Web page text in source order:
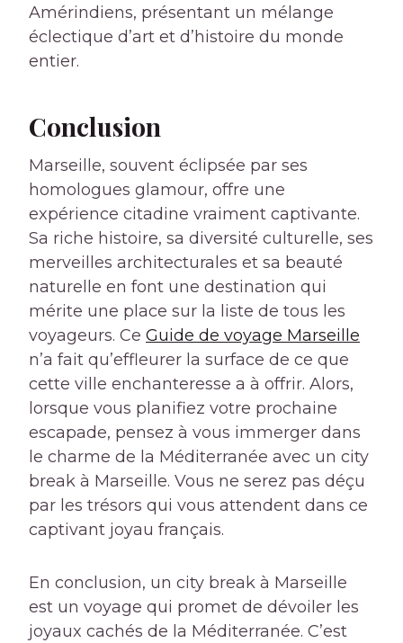
Amérindiens, présentant un mélange
éclectique d’art et d’histoire du monde
entier.
Conclusion
Marseille, souvent éclipsée par ses
homologues glamour, offre une
expérience citadine vraiment captivante.
Sa riche histoire, sa diversité culturelle, ses
merveilles architecturales et sa beauté
naturelle en font une destination qui
mérite une place sur la liste de tous les
voyageurs. Ce Guide de voyage Marseille
n’a fait qu’effleurer la surface de ce que
cette ville enchanteresse a à offrir. Alors,
lorsque vous planifiez votre prochaine
escapade, pensez à vous immerger dans
le charme de la Méditerranée avec un city
break à Marseille. Vous ne serez pas déçu
par les trésors qui vous attendent dans ce
captivant joyau français.
En conclusion, un city break à Marseille
est un voyage qui promet de dévoiler les
joyaux cachés de la Méditerranée. C’est